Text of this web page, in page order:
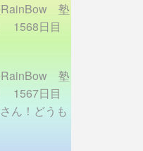
塾
1568日目
塾
1567日目
ん！どうも